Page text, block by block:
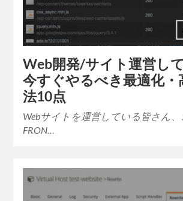
Web開発/サイト運営し
今すぐやるべき最適化・
法10点
Webサイトを運営している皆さん、
FRON…